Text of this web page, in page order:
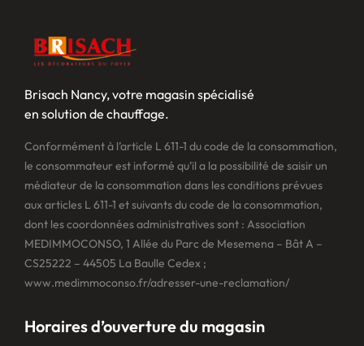
Brisach Nancy, votre magasin spécialisé
en solution de chauffage.
Conformément à l’article L 611-1 du code de la consommation,
le consommateur est informé qu’il a la possibilité de saisir un
médiateur de la consommation dans les conditions prévues
aux articles L 611-1 et suivants du code de la consommation,
dont les coordonnées administratives sont : Association
MEDIMMOCONSO, 1 Allée du Parc de Mesemena – Bât A –
CS25222 – 44505 La Baulle Cedex ;
www.medimmoconso.fr/adresser-une-reclamation/
Horaires d’ouverture du magasin